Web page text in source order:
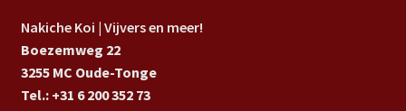
Nakiche Koi | Vijvers en meer!
Boezemweg 22
3255 MC Oude-Tonge
Tel.: +31 6 200 352 73